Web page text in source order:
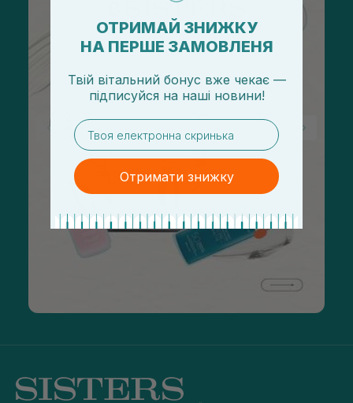
ОТРИМАЙ ЗНИЖКУ
НА ПЕРШЕ ЗАМОВЛЕНЯ
Твій вітальний бонус вже чекає —
підписуйся на наші новини!
email
Отримати знижку